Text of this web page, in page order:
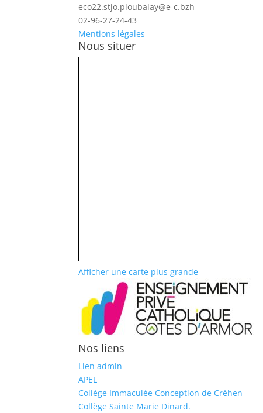
eco22.stjo.ploubalay@e-c.bzh
02-96-27-24-43
Mentions légales
Nous situer
Afficher une carte plus grande
Nos liens
Lien admin
APEL
Collège Immaculée Conception de Créhen
Collège Sainte Marie Dinard.